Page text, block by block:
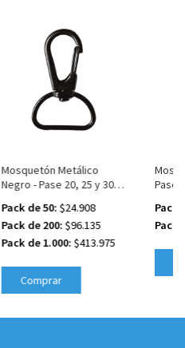
Mosquetón Metálico
Negro - Pase 20, 25 y 30
Pack de 50:$24.908
Pack de 200:$96.135
Pack de 1.000:$413.975
Comprar
Pase
Pack
Pack